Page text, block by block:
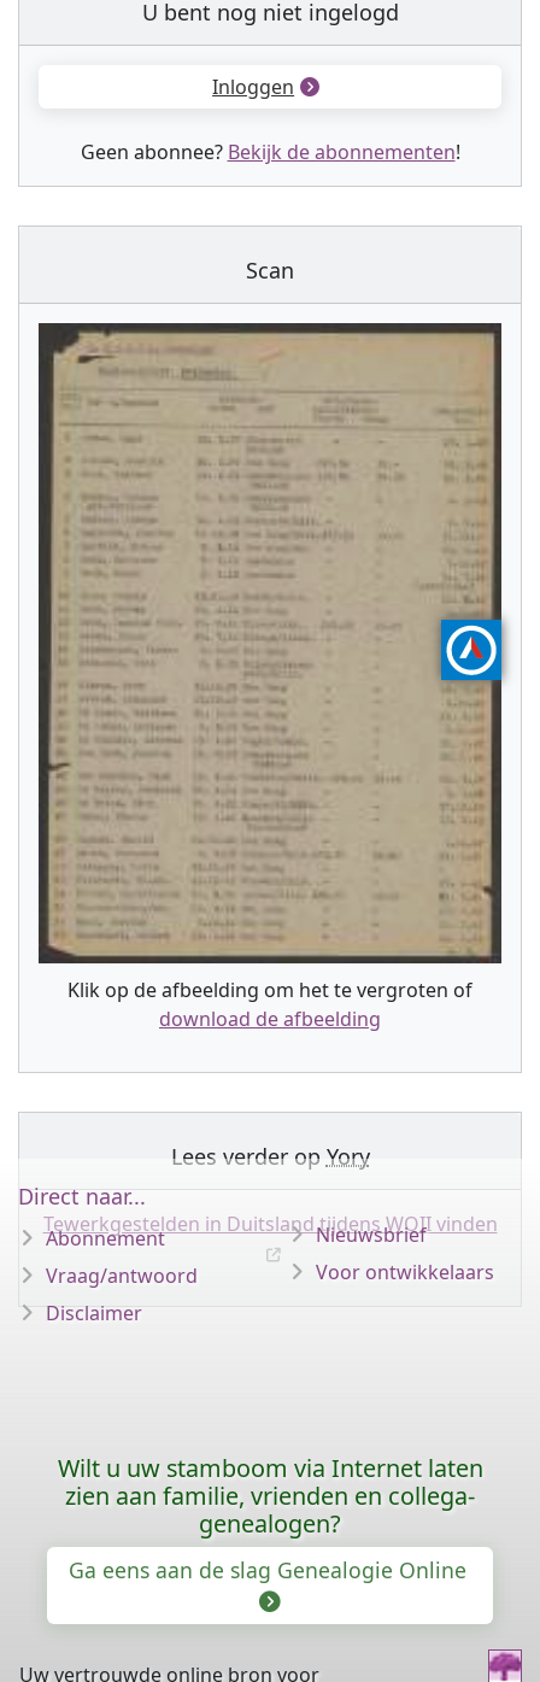
U bent nog niet ingelogd
Inloggen
Geen abonnee? Bekijk de abonnementen!
Scan
Klik op de afbeelding om het te vergroten of
download de afbeelding
Lees verder op Yory
Tewerkgestelden in Duitsland tijdens WOII vinden
Direct naar...
Abonnement
Vraag/antwoord
Disclaimer
Nieuwsbrief
Voor ontwikkelaars
Wilt u uw stamboom via Internet laten
zien aan familie, vrienden en collega-
genealogen?
Ga eens aan de slag Genealogie Online
Uw vertrouwde online bron voor